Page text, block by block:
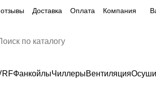
Доставка Оплата Компания
ФанкойлыЧиллерыВентиляция